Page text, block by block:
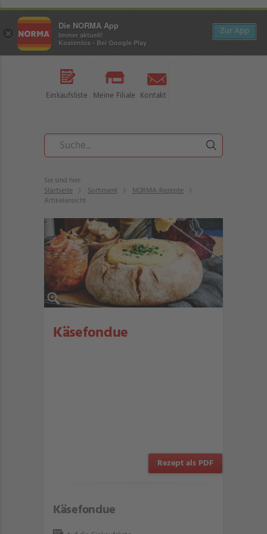
Einkaufsliste Meine Filiale Kontakt
Sie sind hier:
Startseite
Sortiment
NORMA-Rezepte
Artikelansicht
Käsefondue
Rezept als PDF
Käsefondue
×
Die NORMA App
Immer aktuell!
Kostenlos - Bei Google Play
Zur App